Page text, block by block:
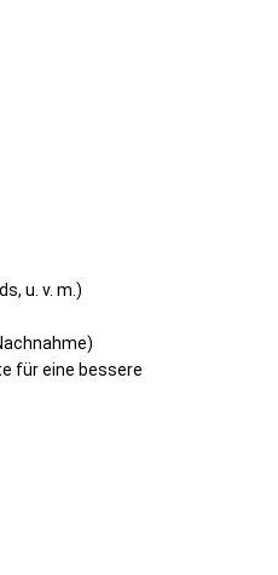
u. v. m.)
für eine bessere